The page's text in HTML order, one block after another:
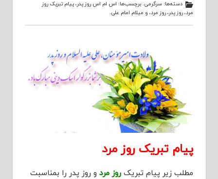
دسته‌ها:سرگرمی. برچسب‌ها: اس ام اس روز پدر،پیام تبریک روز
مرد، روز پدر، روز مرد، و میلام امام علی.
پیام تبریک روز مرد
مطلب زیر پیام تبریک روز مرد و روز پدر را بمناسبت